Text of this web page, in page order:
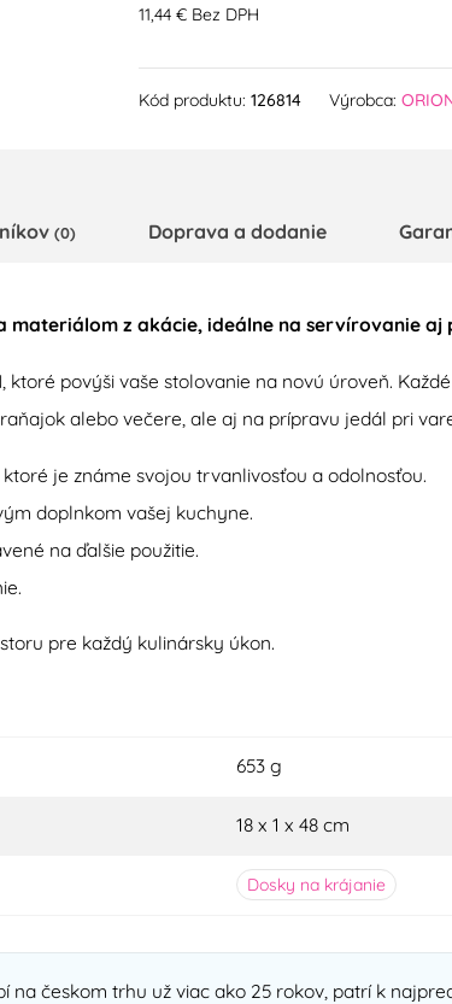
11,44 € Bez DPH
Kód produktu: 126814 Výrobca:
(0) Doprava a dodanie
materiálom z akácie, ideálne na servírovanie
ktoré povýši vaše stolovanie na novú úroveň.
alebo večere, ale aj na prípravu jedál pri
je známe svojou trvanlivosťou a odolnosťou.
doplnkom vašej kuchyne.
na ďalšie použitie.
pre každý kulinársky úkon.
653 g
18 x 1 x 48 cm
Dosky na krájanie
na českom trhu už viac ako 25 rokov, patrí k